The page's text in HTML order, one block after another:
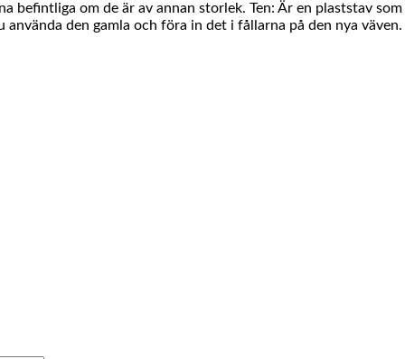
befintliga om de är av annan storlek. Ten: Är en plaststav
den gamla och föra in det i fållarna på den nya väven.